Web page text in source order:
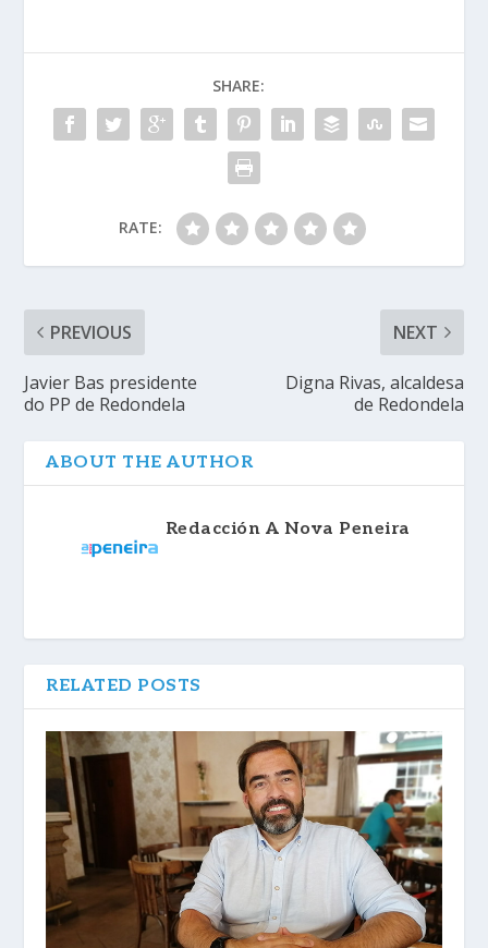
SHARE:
RATE:
PREVIOUS
Javier Bas presidente
do PP de Redondela
NEXT
Digna Rivas, alcaldesa
de Redondela
ABOUT THE AUTHOR
Redacción A Nova Peneira
RELATED POSTS